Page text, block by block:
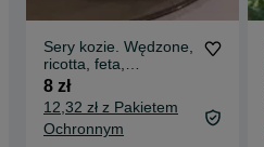
Sery kozie. Wędzone,
ricotta, feta,
dojrzewający, paneer
8 zł
12,32 zł z Pakietem
Ochronnym